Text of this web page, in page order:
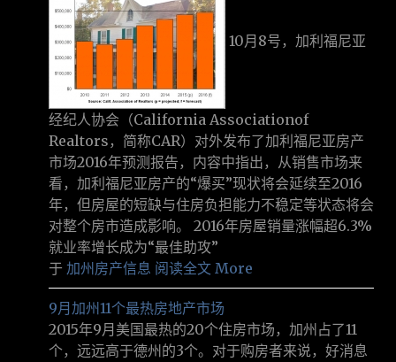
10月8号，加利福尼亚
经纪人协会（California Associationof
Realtors，简称CAR）对外发布了加利福尼亚房产
市场2016年预测报告，内容中指出，从销售市场来
看，加利福尼亚房产的“爆买”现状将会延续至2016
年，但房屋的短缺与住房负担能力不稳定等状态将会
对整个房市造成影响。 2016年房屋销量涨幅超6.3%
就业率增长成为“最佳助攻”
于 加州房产信息 阅读全文 More
9月加州11个最热房地产市场
2015年9月美国最热的20个住房市场，加州占了11
个，远远高于德州的3个。对于购房者来说，好消息